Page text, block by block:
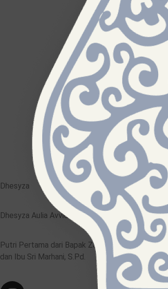
Dhesyza
Dhesyza Aulia Avvida, S.Pd.
Putri Pertama dari Bapak Zainal Abidin, ST.
dan Ibu Sri Marhani, S.Pd.